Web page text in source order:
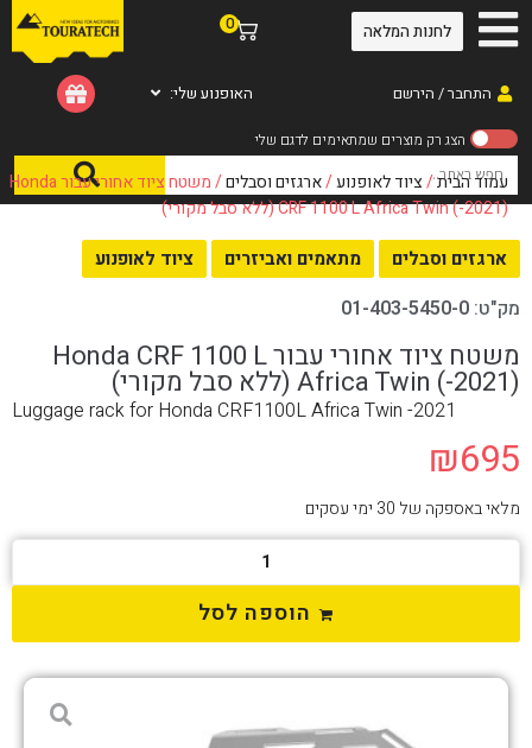
התחבר / הירשם
0
האופנוע שלי:
לחנות המלאה
עמוד הבית/ציוד לאופנוע/ארגזים וסבלים
/ משטח ציוד אחורי עבור Honda
CRF 1100 L Africa Twin (-2021) (ללא סבל מקורי)
ארגזים וסבלים מתאמים ואביזרים ציוד לאופנוע
מק"ט: 01-403-5450-0
משטח ציוד אחורי עבור Honda CRF 1100 L
Africa Twin (-2021) (ללא סבל מקורי)
Luggage rack for Honda CRF1100L Africa Twin -2021
₪695
מלאי באספקה של 30 ימי עסקים
הוספה לסל